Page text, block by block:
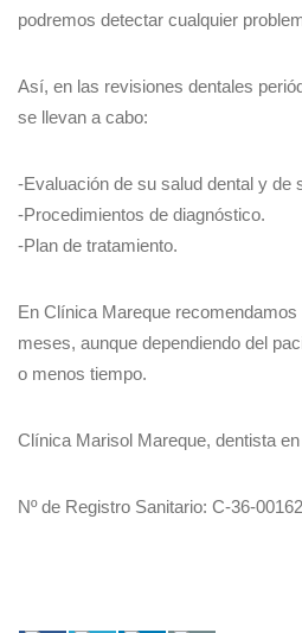
podremos detectar cualquier
Así, en las revisiones dentales
se llevan a cabo:
-Evaluación de su salud dental y de
-Procedimientos de diagnóstico.
-Plan de tratamiento.
En Clínica Mareque
meses, aunque dependiendo del
o menos tiempo.
Clínica Marisol Mareque, dentista
Nº de Registro Sanitario: C-36-